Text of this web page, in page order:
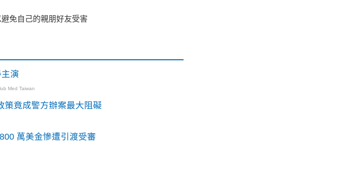
免自己的親朋好友受害
演
Med Taiwan
策竟成警方辦案最大阻礙
萬美金慘遭引渡受審